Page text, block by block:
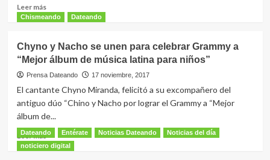
102
Leer másLeer
más
venezolana
hace
historia
Grammy
Latino
Chismeando Dateando
Chyno y Nacho se unen para celebrar Grammy a
“Mejor álbum de música latina para niños”
Prensa Dateando 17 noviembre, 2017
El cantante Chyno Miranda, felicitó a su excompañero del
antiguo dúo “Chino y Nacho por lograr el Grammy a “Mejor
álbum de...
Leer másLeer
más
Dateando Entérate Noticias Dateando
Noticias del día
noticiero digital